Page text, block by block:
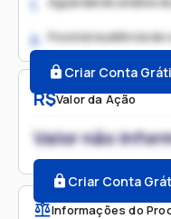
R$Valor da Ação
Valor não
Criar Conta
Informações do
1.
2. Possível audiência de
Criar Conta